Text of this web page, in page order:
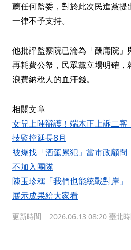
薦任何監委，對於此次民進黨
一律不予支持。
他批評監察院已淪為「酬庸院
再耗費公帑，民眾黨立場明確
浪費納稅人的血汗錢。
相關文章
女兒上陣辯護！端木正上訴二
技監控延長8月
被爆找「酒駕累犯」當市政顧
不加入團隊
陳玉珍稱「我們也能統戰對岸
展示成果給大家看
更新時間 2026.06.13 08:20 臺北